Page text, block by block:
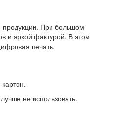
продукции. При большом
и яркой фактурой. В этом
печать.
не использовать.